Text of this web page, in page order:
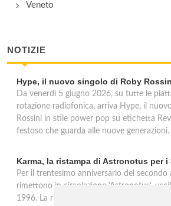
Veneto
NOTIZIE
Hype, il nuovo singolo di Roby
Da venerdì 5 giugno 2026, su tutte le
rotazione radiofonica, arriva Hype, il
Rossini in stile power pop su etichetta
festoso che guarda alle nuove generazioni.
Karma, la ristampa di Astronotus per
Per il trentesimo anniversario del secondo
rimettono in circolazione 'Astronotus',
1996. La ristampa Sony Music è